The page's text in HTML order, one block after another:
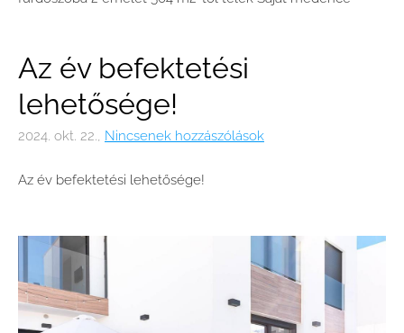
Az év befektetési
lehetősége!
2024. okt. 22., Nincsenek hozzászólások
Az év befektetési lehetősége!